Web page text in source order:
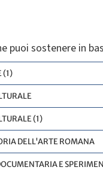
puoi sostenere in
(1)
(1)
DELL'ARTE ROMANA
E